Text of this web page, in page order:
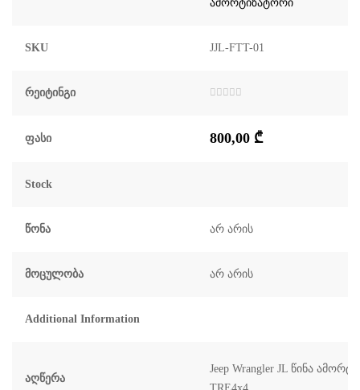
SKU JJL-FTT-01
Რეიტინგი
დან
Ფასი 800,00 ₾
Stock
Წონა არ არის
Მოცულობა არ არის
Additional Information
Აღწერა
Jeep Wrangler JL წინა